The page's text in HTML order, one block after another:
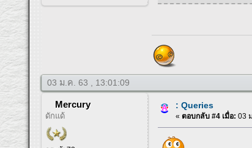
03 ม.ค. 63 , 13:01:09
Mercury
ดักแด้
: Queries
« ตอบกลับ #4 เมื่อ: 03